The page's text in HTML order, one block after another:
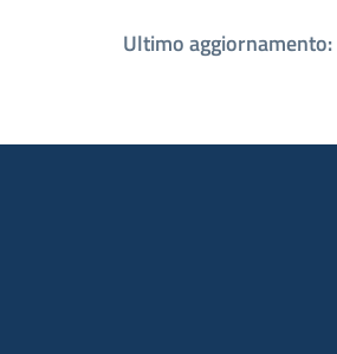
Ultimo aggiornamento: